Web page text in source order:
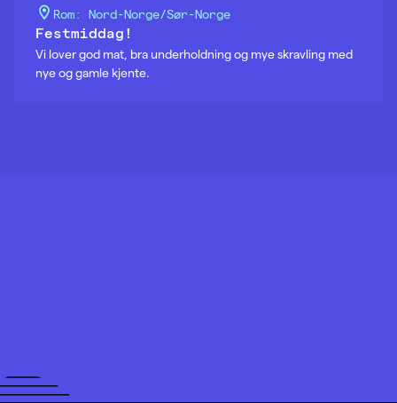
Festmiddag!
Vi lover god mat, bra underholdning og mye skravling med
nye og gamle kjente.
Rom: Nord-Norge/Sør-Norge